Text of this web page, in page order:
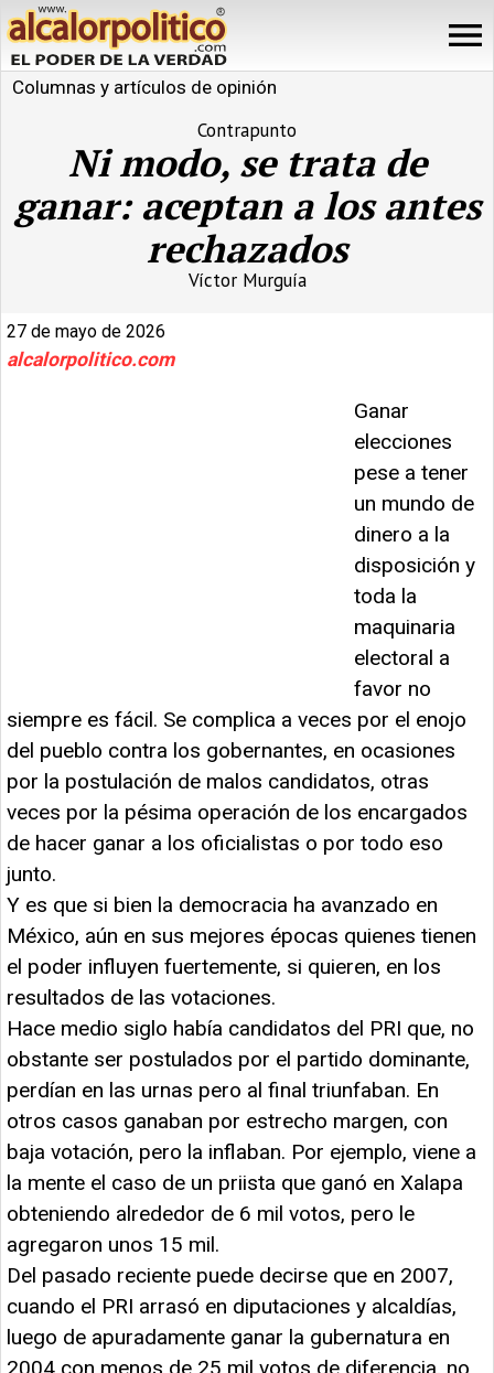
Columnas y artículos de opinión
Contrapunto
Ni modo, se trata de
ganar: aceptan a los antes
rechazados
Víctor Murguía
27 de mayo de 2026
alcalorpolitico.com
Ganar
elecciones
pese a tener
un mundo de
dinero a la
disposición y
toda la
maquinaria
electoral a
favor no
siempre es fácil. Se complica a veces por el enojo
del pueblo contra los gobernantes, en ocasiones
por la postulación de malos candidatos, otras
veces por la pésima operación de los encargados
de hacer ganar a los oficialistas o por todo eso
junto.
Y es que si bien la democracia ha avanzado en
México, aún en sus mejores épocas quienes tienen
el poder influyen fuertemente, si quieren, en los
resultados de las votaciones.
Hace medio siglo había candidatos del PRI que, no
obstante ser postulados por el partido dominante,
perdían en las urnas pero al final triunfaban. En
otros casos ganaban por estrecho margen, con
baja votación, pero la inflaban. Por ejemplo, viene a
la mente el caso de un priista que ganó en Xalapa
obteniendo alrededor de 6 mil votos, pero le
agregaron unos 15 mil.
Del pasado reciente puede decirse que en 2007,
cuando el PRI arrasó en diputaciones y alcaldías,
luego de apuradamente ganar la gubernatura en